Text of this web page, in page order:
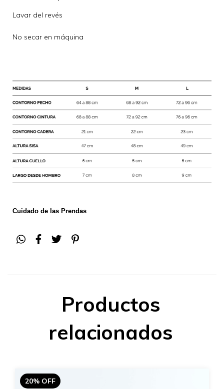
Lavar del revés
No secar en máquina
Cuidado de las Prendas
Productos
relacionados
20% OFF